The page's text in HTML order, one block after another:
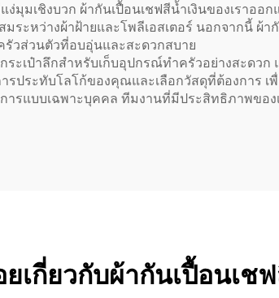
มุมเชิงบวก ผ้ากันเปื้อนเชฟสีน้ำเงินของเราอ
ะหว่างผ้าฝ้ายและโพลีเอสเตอร์ นอกจากนี้ ผ้
วส่วนตัวที่อบอุ่นและสะดวกสบาย
ะเป๋าลึกสำหรับเก็บอุปกรณ์ทำครัวอย่างสะดว
ประทับโลโก้ของคุณและเลือกวัสดุที่ต้องการ
รแบบเฉพาะบุคคล ทีมงานที่มีประสิทธิภาพขอ
เกี่ยวกับผ้ากันเปื้อนเช